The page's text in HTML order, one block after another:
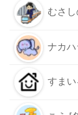
むさ
ナカ
すまい